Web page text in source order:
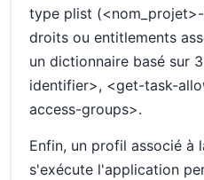
type plist
droits ou entitlements
un dictionnaire basé sur
identifier>, <get-task-
access-groups>.
Enfin, un profil associé à
s'exécute l'application